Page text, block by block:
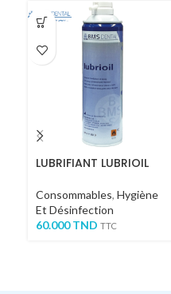
LUBRIFIANT LUBRIOIL
Consommables, Hygiène
Et Désinfection
60.000TND TTC